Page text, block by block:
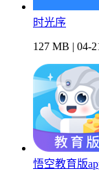
时光序
127 MB | 04-
悟空教育版